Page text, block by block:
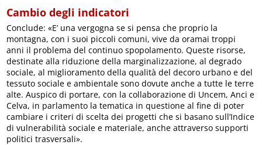
Cambio degli indicatori
Conclude: «E’ una vergogna se si pensa che proprio la
montagna, con i suoi piccoli comuni, vive da oramai troppi
anni il problema del continuo spopolamento. Queste risorse,
destinate alla riduzione della marginalizzazione, al degrado
sociale, al miglioramento della qualità del decoro urbano e del
tessuto sociale e ambientale sono dovute anche a tutte le terre
alte. Auspico di portare, con la collaborazione di Uncem, Anci e
Celva, in parlamento la tematica in questione al fine di poter
cambiare i criteri di scelta dei progetti che si basano sull’Indice
di vulnerabilità sociale e materiale, anche attraverso supporti
politici trasversali».